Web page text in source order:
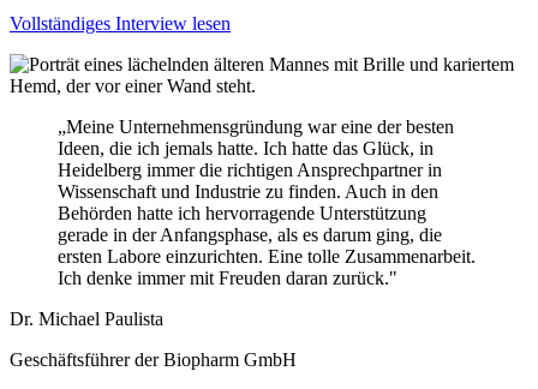
Vollständiges Interview lesen
„Meine Unternehmensgründung war eine der besten
Ideen, die ich jemals hatte. Ich hatte das Glück, in
Heidelberg immer die richtigen Ansprechpartner in
Wissenschaft und Industrie zu finden. Auch in den
Behörden hatte ich hervorragende Unterstützung
gerade in der Anfangsphase, als es darum ging, die
ersten Labore einzurichten. Eine tolle Zusammenarbeit.
Ich denke immer mit Freuden daran zurück."
Dr. Michael Paulista
Geschäftsführer der Biopharm GmbH